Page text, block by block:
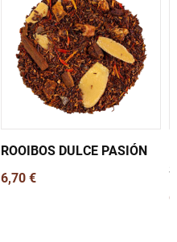
ROOIBOS DULCE PASIÓN
6,70 €